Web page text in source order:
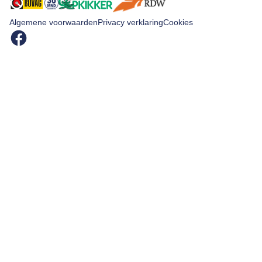
Algemene voorwaardenPrivacy verklaringCookies